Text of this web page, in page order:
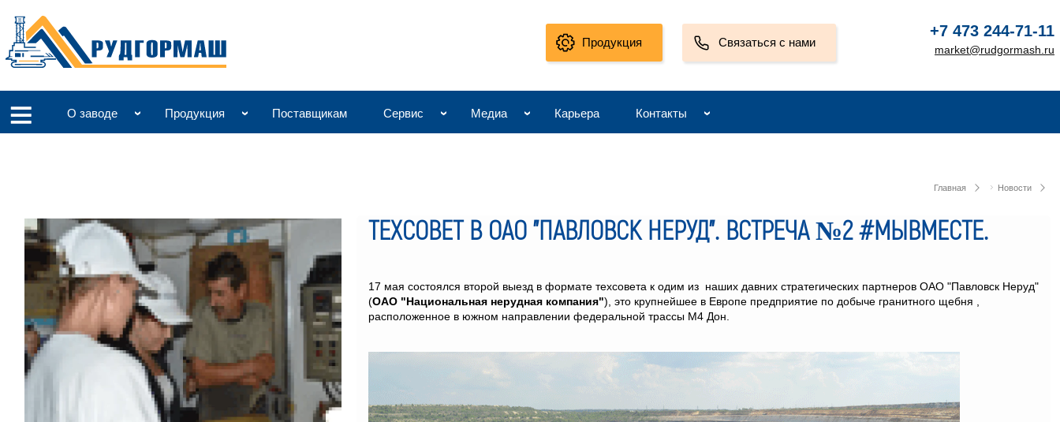
Связаться с нами
Продукция
+7 473 244-71-11
market@rudgormash.ru
О заводе Продукция Поставщикам Сервис Медиа Карьера Контакты
Главная Новости
ТЕХСОВЕТ В ОАО "ПАВЛОВСК НЕРУД". ВСТРЕЧА №2 #МЫВМЕСТЕ.
17 мая состоялся второй выезд в формате техсовета к одим из наших давних стратегических партнеров ОАО "Павловск Неруд"
(ОАО "Национальная нерудная компания"), это крупнейшее в Европе предприятие по добыче гранитного щебня ,
расположенное в южном направлении федеральной трассы М4 Дон.